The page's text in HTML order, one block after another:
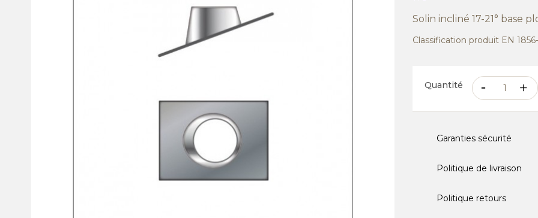
Solin incliné 17-21° base
Classification produit EN
Quantité
Garanties sécurité
Politique de livraison
Politique retours